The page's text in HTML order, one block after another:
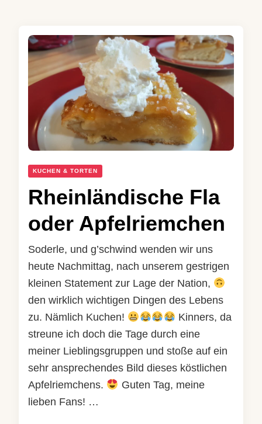
KUCHEN & TORTEN
Rheinländische Fla
oder Apfelriemchen
Soderle, und g’schwind wenden wir uns
heute Nachmittag, nach unserem gestrigen
kleinen Statement zur Lage der Nation,
den wirklich wichtigen Dingen des Lebens
zu. Nämlich Kuchen!
Kinners, da
streune ich doch die Tage durch eine
meiner Lieblingsgruppen und stoße auf ein
sehr ansprechendes Bild dieses köstlichen
Apfelriemchens.
Guten Tag, meine
lieben Fans! …